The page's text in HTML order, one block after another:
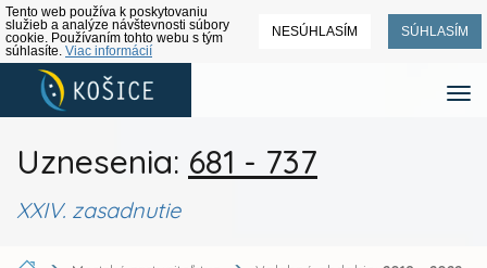
Tento web používa k poskytovaniu
služieb a analýze návštevnosti súbory
cookie. Používaním tohto webu s tým
súhlasíte. Viac informácií
NESÚHLASÍM SÚHLASÍM
Uznesenia: 681 - 737
XXIV. zasadnutie